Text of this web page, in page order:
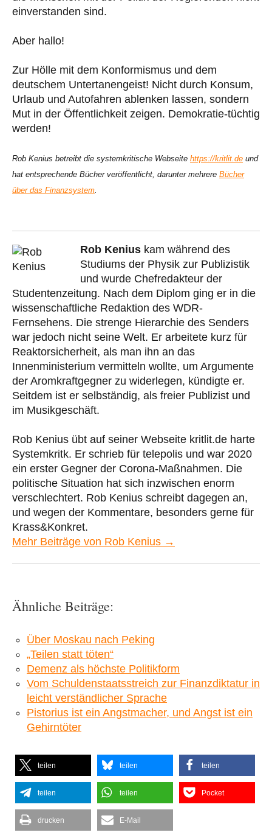
einverstanden sind.
Aber hallo!
Zur Hölle mit dem Konformismus und dem
deutschem Untertanengeist! Nicht durch Konsum,
Urlaub und Autofahren ablenken lassen, sondern
Mut in der Öffentlichkeit zeigen. Demokratie-tüchtig
werden!
Rob Kenius betreibt die systemkritische Webseite https://kritlit.de und
hat entsprechende Bücher veröffentlicht, darunter mehrere Bücher
über das Finanzsystem.
Rob Kenius kam während des
Studiums der Physik zur Publizistik
und wurde Chefredakteur der
Studentenzeitung. Nach dem Diplom ging er in die
wissenschaftliche Redaktion des WDR-
Fernsehens. Die strenge Hierarchie des Senders
war jedoch nicht seine Welt. Er arbeitete kurz für
Reaktorsicherheit, als man ihn an das
Innenministerium vermitteln wollte, um Argumente
der Aromkraftgegner zu widerlegen, kündigte er.
Seitdem ist er selbständig, als freier Publizist und
im Musikgeschäft.
Rob Kenius übt auf seiner Webseite kritlit.de harte
Systemkritk. Er schrieb für telepolis und war 2020
ein erster Gegner der Corona-Maßnahmen. Die
politische Situation hat sich inzwischen enorm
verschlechtert. Rob Kenius schreibt dagegen an,
und wegen der Kommentare, besonders gerne für
Krass&Konkret.
Mehr Beiträge von Rob Kenius →
Ähnliche Beiträge:
Über Moskau nach Peking
„Teilen statt töten“
Demenz als höchste Politikform
Vom Schuldenstaatsstreich zur Finanzdiktatur in
leicht verständlicher Sprache
Pistorius ist ein Angstmacher, und Angst ist ein
Gehirntöter
teilen teilen teilen
teilen teilen Pocket
drucken E-Mail